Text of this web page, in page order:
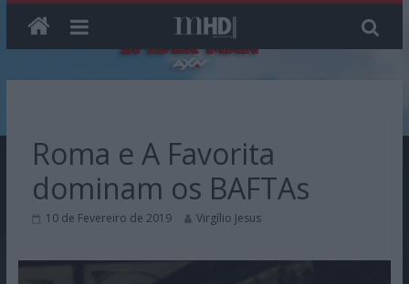
contentRoma e A Favorita
dominam os BAFTAs
10 de Fevereiro de 2019 Virgílio Jesus